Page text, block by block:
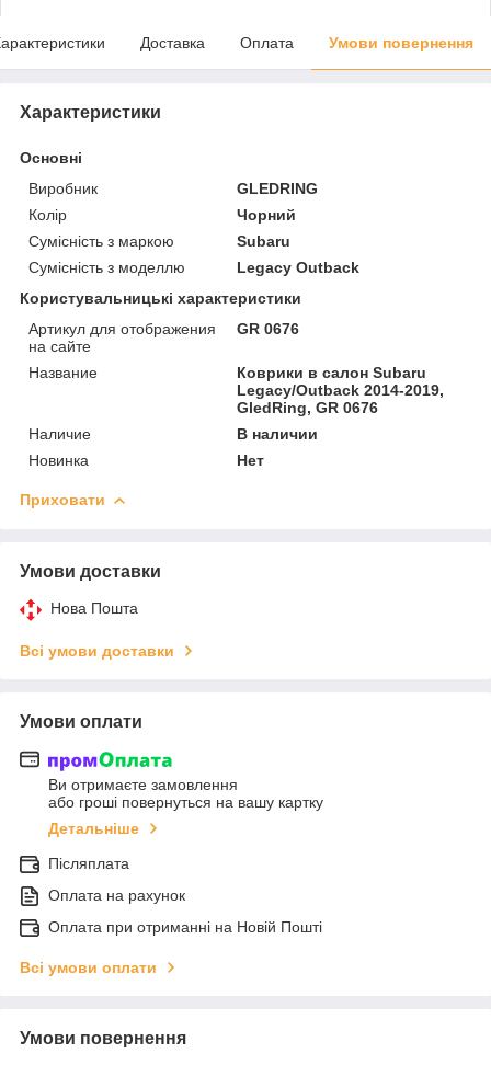
Доставка Оплата Умови повернення
Характеристики
Основні
Виробник
GLEDRING
Колір
Чорний
Сумісність з маркою
Subaru
Сумісність з моделлю
Legacy Outback
Користувальницькі характеристики
Артикул для отображения
на сайте
GR 0676
Название
Коврики в салон Subaru
Legacy/Outback 2014-2019,
GledRing, GR 0676
Наличие
В наличии
Новинка
Нет
Приховати
Умови доставки
Нова Пошта
Всі умови доставки
Умови оплати
Ви отримаєте замовлення
або гроші повернуться на вашу картку
Детальніше
Післяплата
Оплата на рахунок
Оплата при отриманні на Новій Пошті
Всі умови оплати
Умови повернення